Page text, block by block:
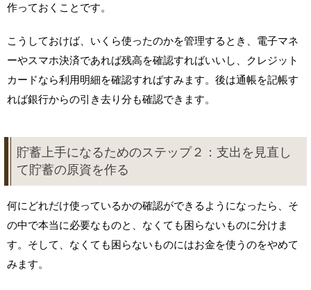
作っておくことです。
こうしておけば、いくら使ったのかを管理するとき、電子マネ
ーやスマホ決済であれば残高を確認すればいいし、クレジット
カードなら利用明細を確認すればすみます。後は通帳を記帳す
れば銀行からの引き去り分も確認できます。
貯蓄上手になるためのステップ２：支出を見直し
て貯蓄の原資を作る
何にどれだけ使っているかの確認ができるようになったら、そ
の中で本当に必要なものと、なくても困らないものに分けま
す。そして、なくても困らないものにはお金を使うのをやめて
みます。